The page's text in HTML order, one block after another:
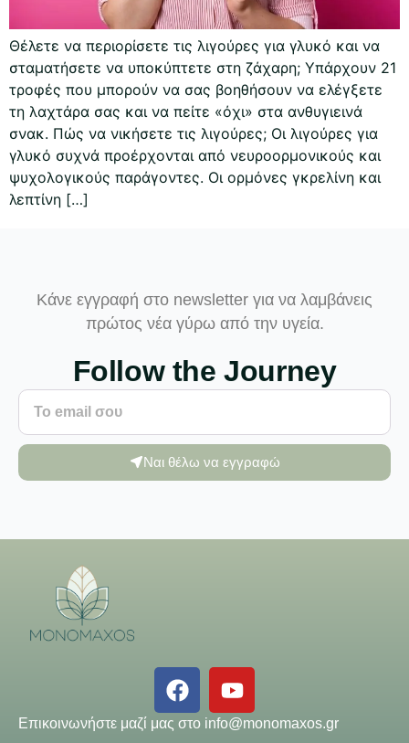
Θέλετε να περιορίσετε τις λιγούρες για γλυκό και να
σταματήσετε να υποκύπτετε στη ζάχαρη; Υπάρχουν 21
τροφές που μπορούν να σας βοηθήσουν να ελέγξετε
τη λαχτάρα σας και να πείτε «όχι» στα ανθυγιεινά
σνακ. Πώς να νικήσετε τις λιγούρες; Οι λιγούρες για
γλυκό συχνά προέρχονται από νευροορμονικούς και
ψυχολογικούς παράγοντες. Οι ορμόνες γκρελίνη και
λεπτίνη […]
Κάνε εγγραφή στο newsletter για να λαμβάνεις
πρώτος νέα γύρω από την υγεία.
Follow the Journey
Ναι θέλω να εγγραφώ
Επικοινωνήστε μαζί μας στο info@monomaxos.gr